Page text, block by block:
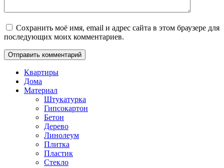
Сохранить моё имя, email и адрес сайта в этом браузере для
последующих моих комментариев.
Квартиры
Дома
Материал
Штукатурка
Гипсокартон
Бетон
Дерево
Линолеум
Плитка
Пластик
Стекло